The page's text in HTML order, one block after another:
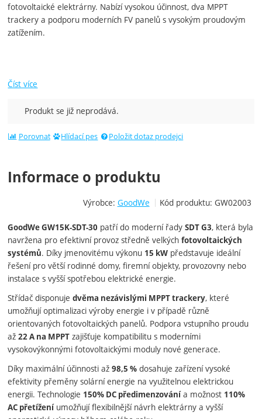
fotovoltaické elektrárny. Nabízí vysokou účinnost, dva MPPT
trackery a podporu moderních FV panelů s vysokým proudovým
zatížením.
Číst více
Produkt se již neprodává.
Porovnat Hlídací pes Položit dotaz prodejci
Informace o produktu
Výrobce: GoodWe Kód produktu: GW02003
GoodWe GW15K-SDT-30 patří do moderní řadySDT G3, která byla
navržena pro efektivní provoz středně velkýchfotovoltaických
systémů. Díky jmenovitému výkonu 15 kW představuje ideální
řešení pro větší rodinné domy, firemní objekty, provozovny nebo
instalace s vyšší spotřebou elektrické energie.
Střídač disponujedvěma nezávislými MPPT trackery, které
umožňují optimalizaci výroby energie i v případě různě
orientovaných fotovoltaických panelů. Podpora vstupního proudu
až22 A na MPPT zajišťuje kompatibilitu s moderními
vysokovýkonnými fotovoltaickými moduly nové generace.
Díky maximální účinnosti až98,5 % dosahuje zařízení vysoké
efektivity přeměny solární energie na využitelnou elektrickou
energii. Technologie 150% DC předimenzovánía možnost 110%
AC přetíženíumožňují flexibilnější návrh elektrárny a vyšší